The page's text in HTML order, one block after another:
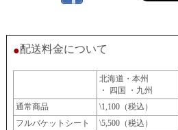
●配送料金について
北海道・本州
・ 四国 ・九州
通常商品 \1,100（税込）
フルバケットシート
\5,500（税込）